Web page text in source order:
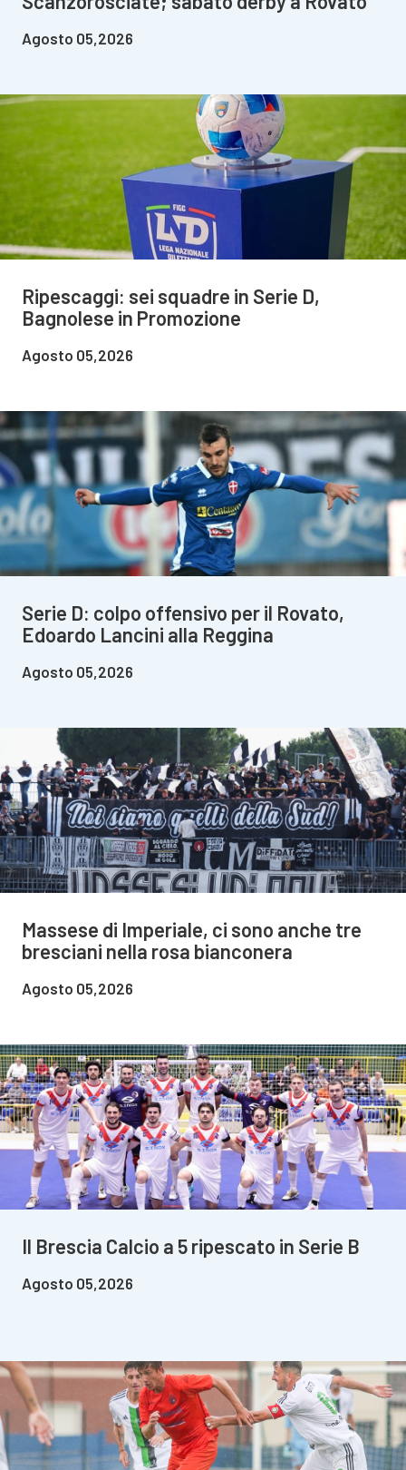
Agosto 05,2026
Ripescaggi: sei squadre in Serie D,
Bagnolese in Promozione
Agosto 05,2026
Serie D: colpo offensivo per il Rovato,
Edoardo Lancini alla Reggina
Agosto 05,2026
Massese di Imperiale, ci sono anche tre
bresciani nella rosa bianconera
Agosto 05,2026
Il Brescia Calcio a 5 ripescato in Serie B
Agosto 05,2026